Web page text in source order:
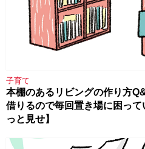
子育て
本棚のあるリビングの作り方
借りるので毎回置き場に困っ
っと見せ】